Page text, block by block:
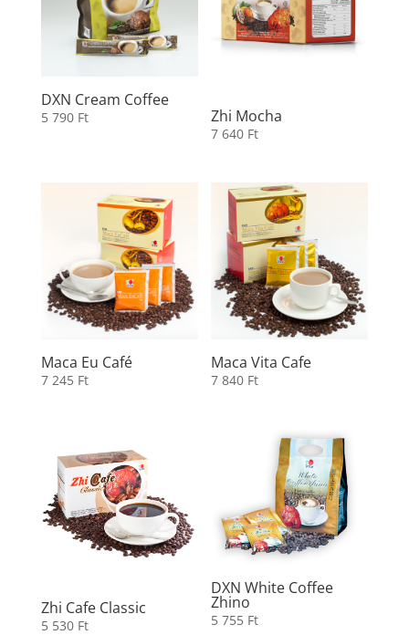
DXN Cream Coffee
5 790 Ft Zhi Mocha
7 640 Ft
Maca Eu Café
7 245 Ft
Maca Vita Cafe
7 840 Ft
Zhi Cafe Classic
5 530 Ft
DXN White Coffee
Zhino
5 755 Ft